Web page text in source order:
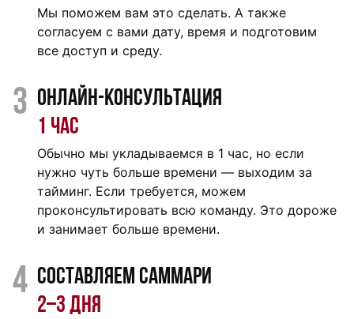
Мы поможем вам это сделать. А также
согласуем с вами дату, время и подготовим
все доступ и среду.
3 Онлайн-консультация
1 час
Обычно мы укладываемся в 1 час, но если
нужно чуть больше времени — выходим за
тайминг. Если требуется, можем
проконсультировать всю команду. Это дороже
и занимает больше времени.
4 Составляем саммари
2‒3 дня